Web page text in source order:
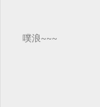
噗浪~~~